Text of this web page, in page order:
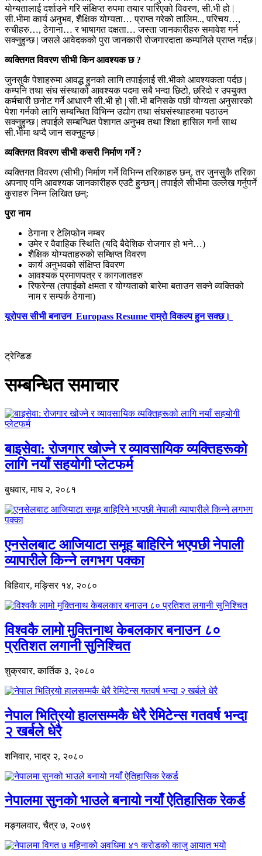
योग्यतालाई दर्शाउने गरि संक्षिप्त रुपमा तयार पारिएको विवरण, सी.भी हो |
सी.भीमा कार्य अनुभव, शैक्षिक योग्यता… प्राप्त गरेको तालिम.., परिचय…,
रुचीहरु…, ठेगाना… र भाषागत दक्षता… जस्ता जानकारीहरु समावेश गर्न
सक्नुहुन्छ | जसले आवेदकको पुरा जानकारी रोजगारदाता कम्पनिले प्राप्त गर्दछ |
व्यक्तिगत विवरण सीभी किन आवश्यक छ ?
जुनसुकै पेशाहरुमा आवद्ध हुनको लागि तपाईलाई सी.भीको आवश्यकता पर्दछ |
कम्पनि तथा संघ संस्थाको आवश्यक पदमा सबै भन्दा छिटो, छरिदो र उपयुक्त
कर्मचारी छनोट गर्ने आधारनै सी.भी हो | सी.भी बनिसके पछी योग्यता अनुसारको
पेशा गर्नको लागि सम्बन्धित विभिन्न उद्योग तथा संघसंस्थाहरुमा पठाउन
सक्नुहुन्छ | तपाईले सम्बन्धित पेशागत अनुभव तथा शिक्षा हासिल गर्ना साथ
सी.भीमा थप्दै जान सक्नुहुन्छ |
व्यक्तिगत विवरण सीभी कसरी निर्माण गर्ने ?
व्यक्तिगत विवरण (सीभी) निर्माण गर्ने विभिन्न तरिकाहरु छन्, तर जुनसुकै तरिका
अपनाए पनि आवश्यक जानकारीहरु एउटै हुन्छन् | तपाईले सीभीमा उल्लेख गर्नुपर्ने
कुराहरु निम्न लिखित छन्:
पुरा नाम
ठेगाना र टेलिफोन नम्बर
उमेर र वैवाहिक स्थिति (यदि बैदेशिक रोजगार हो भने…)
शैक्षिक योग्यताहरुको सम्क्षिप्त विवरण
कार्य अनुभवको संक्षिप्त विवरण
आवश्यक प्रमाणपत्र र कागजातहरु
रिफरेन्स (तपाईको क्षमता र योग्यताको बारेमा बताउन सक्ने व्यक्तिको
नाम र सम्पर्क ठेगाना)
यूरोपस सीभी बनाउन Europass Resume राम्रो विकल्प हुन सक्छ।
ट्रेन्डिङ
सम्बन्धित समाचार
बाइसेवा: रोजगार खोज्ने र व्यावसायिक व्यक्तिहरूको
लागि नयाँ सहयोगी प्लेटफर्म
बुधवार, माघ २, २०८१
एनसेलबाट आजियाटा समूह बाहिरिने भएपछी नेपाली
व्यापारीले किन्ने लगभग पक्का
बिहिवार, मङ्सिर १४, २०८०
विश्वकै लामो मुक्तिनाथ केबलकार बनाउन ८०
प्रतिशत लगानी सुनिश्चित
शुक्रवार, कार्तिक ३, २०८०
नेपाल भित्रियो हालसम्मकै धेरै रेमिटेन्स गतवर्ष भन्दा
२ खर्बले धेरै
शनिवार, भाद्र २, २०८०
नेपालमा सुनको भाउले बनायो नयाँ ऐतिहासिक रेकर्ड
मङ्गलवार, चैत्र ७, २०७९